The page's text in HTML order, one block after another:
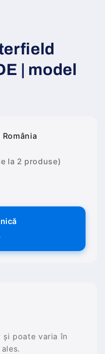
| model
la 2 produse)
și poate varia în